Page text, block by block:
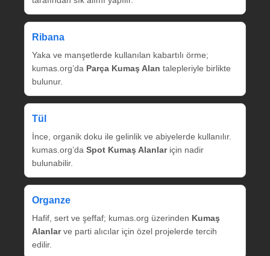
Ribana
Yaka ve manşetlerde kullanılan kabartılı örme;
kumas.org’da Parça Kumaş Alan talepleriyle birlikte
bulunur.
Tül
İnce, organik doku ile gelinlik ve abiyelerde kullanılır.
kumas.org’da Spot Kumaş Alanlariçin nadir
bulunabilir.
Organze
Hafif, sert ve şeffaf; kumas.org üzerinden Kumaş
Alanlarve parti alıcılar için özel projelerde tercih
edilir.